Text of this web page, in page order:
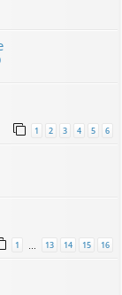
1 2 3 4 5 6
1 13 14 15 16